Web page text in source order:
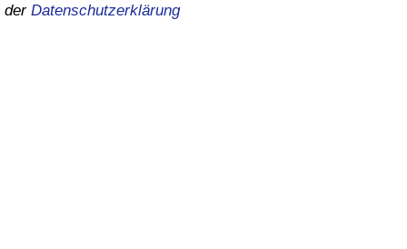
der Datenschutzerklärung